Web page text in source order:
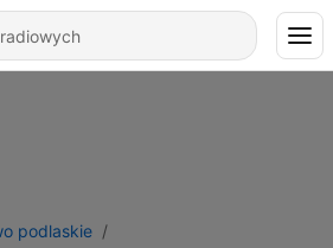
podlaskie